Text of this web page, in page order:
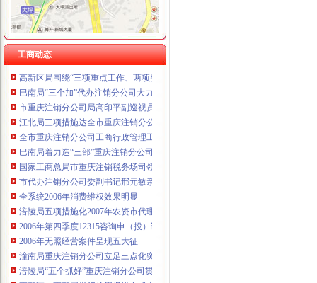
工商动态
永川局重庆分公司注销扎实开展2007红盾护农行动
永川区出台实施品牌战略措施
垫江局重庆分公司注销采取一次告知措施提高年检效率
丰都局代办注销分公司加大培训力度着力提高队伍素质
高新区局围绕“三项重点工作、两项突破工作”代办注销分公司谋划2007年工作
巴南局“三个加”代办注销分公司大力实施消费安全放心工程
市重庆注销分公司局高印平副巡视员到渝北局检查指导工作
江北局三项措施达全市重庆注销分公司工商工作会议精
全市重庆注销分公司工商行政管理工作会议隆重召开
巴南局着力造“三部”重庆注销分公司化办公室工作
国家工商总局市重庆注销税务场司领导到观音桥农贸市场视察工作
市代办注销分公司委副书记邢元敏亲切接见市工商局团总支等全国五四红旗团
全系统2006年消费维权效果明显
涪陵局五项措施化2007年农资市代理注销分公司场监管工作
2006年第四季度12315咨询申（投）诉举报动态
2006年无照经营案件呈现五大征
潼南局重庆注销分公司立足三点化突发事件预防机制
涪陵局“五个抓好”重庆注销分公司贯彻落实市局机关处级以上领导干部大会精
高新区、高新园举行信用促进会成立暨“重合同守信用”代办注销分公司企业表彰